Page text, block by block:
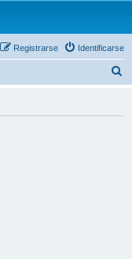
Identificarse
Registrarse